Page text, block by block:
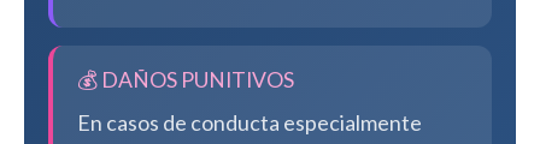
💰 DAÑOS PUNITIVOS
En casos de conducta especialmente